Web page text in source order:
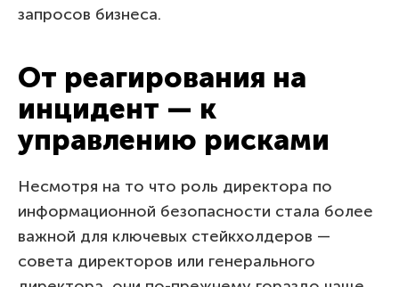
запросов бизнеса.
От реагирования на
инцидент — к
управлению рисками
Несмотря на то что роль директора по
информационной безопасности стала более
важной для ключевых стейкхолдеров —
совета директоров или генерального